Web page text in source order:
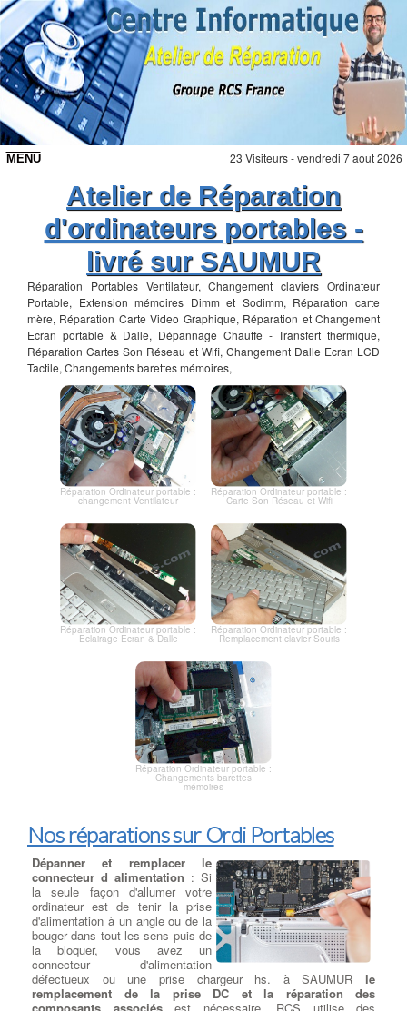
23 Visiteurs - vendredi 7 aout 2026
Atelier de Réparation
d'ordinateurs portables -
livré sur SAUMUR
Réparation Portables Ventilateur, Changement claviers Ordinateur
Portable, Extension mémoires Dimm et Sodimm, Réparation carte
mère, Réparation Carte Video Graphique, Réparation et Changement
Ecran portable & Dalle, Dépannage Chauffe - Transfert thermique,
Réparation Cartes Son Réseau et Wifi, Changement Dalle Ecran LCD
Tactile, Changements barettes mémoires,
Réparation Ordinateur portable :
changement Ventilateur
Réparation Ordinateur portable :
Carte Son Réseau et Wifi
Réparation Ordinateur portable :
Eclairage Ecran & Dalle
Réparation Ordinateur portable :
Remplacement clavier Souris
Réparation Ordinateur portable :
Changements barettes
mémoires
Nos réparations sur Ordi Portables
Dépanner et remplacer le
connecteur d alimentation : Si
la seule façon d'allumer votre
ordinateur est de tenir la prise
d'alimentation à un angle ou de la
bouger dans tout les sens puis de
la bloquer, vous avez un
connecteur d'alimentation
défectueux ou une prise chargeur hs. à SAUMUR le
remplacement de la prise DC et la réparation des
composants associésest nécessaire. RCS utilise des